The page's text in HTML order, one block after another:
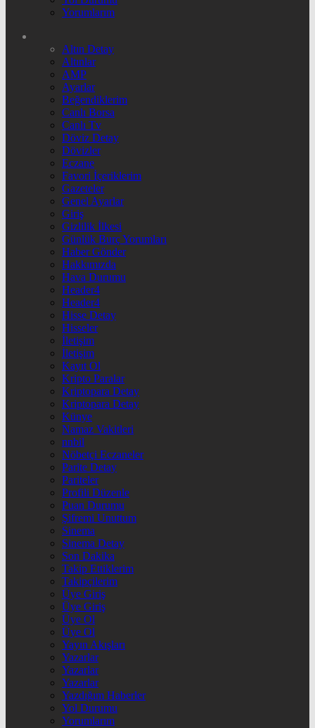
Yorumlarım
Altın Detay
Altınlar
AMP
Ayarlar
Beğendiklerim
Canlı Borsa
Canlı Tv
Döviz Detay
Dövizler
Eczane
Favori İçeriklerim
Gazeteler
Genel Ayarlar
Giriş
Gizlilik İlkesi
Günlük Burç Yorumları
Haber Gönder
Hakkımızda
Hava Durumu
Header4
Header4
Hisse Detay
Hisseler
İletişim
İletişim
Kayıt Ol
Kripto Paralar
Kriptopara Detay
Kriptopara Detay
Künye
Namaz Vakitleri
nnbil
Nöbetçi Eczaneler
Parite Detay
Pariteler
Profili Düzenle
Puan Durumu
Şifremi Unuttum
Sinema
Sinema Detay
Son Dakika
Takip Ettiklerim
Takipçilerim
Üye Giriş
Üye Giriş
Üye Ol
Üye Ol
Yayın Akışları
Yazarlar
Yazarlar
Yazarlar
Yazdığım Haberler
Yol Durumu
Yorumlarım